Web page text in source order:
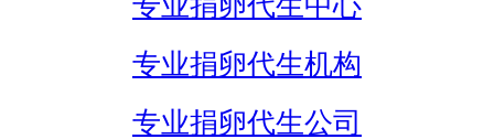
专业捐卵代生机构
专业捐卵代生公司